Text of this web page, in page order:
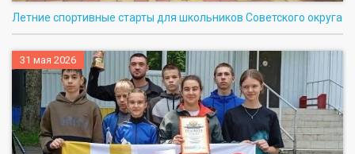
Летние спортивные старты для школьников Советского округа
31 мая 2026